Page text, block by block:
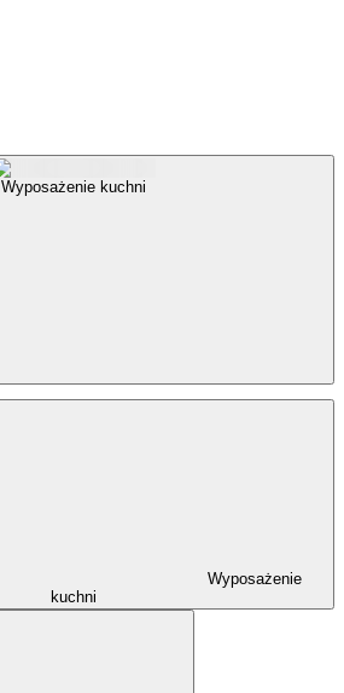
Wyposażenie kuchni
Wyposażenie
kuchni